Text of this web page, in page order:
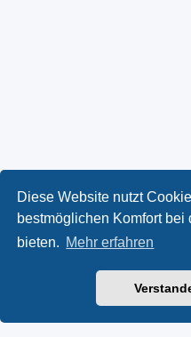
Diese Website nutzt
bestmöglichen Komfort bei
bieten. Mehr erfahren